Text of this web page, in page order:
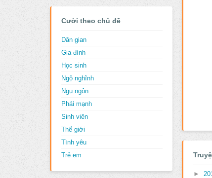
Cười theo chủ đề
Dân gian
Gia đình
Học sinh
Ngộ nghĩnh
Ngụ ngôn
Phái mạnh
Sinh viên
Thế giới
Tình yêu
Trẻ em
►